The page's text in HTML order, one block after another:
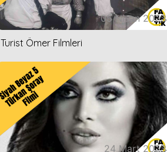
05 Nisan 2023
Turist Ömer Filmleri
24 Mart 2023